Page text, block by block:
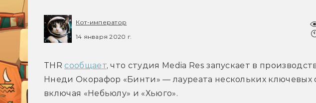
Кот-император
14 января 2020 г.
THR сообщает, что студия Media Res запускает в
Ннеди Окорафор «Бинти» — лауреата нескольких ключевых
включая «Небьюлу» и «Хьюго».